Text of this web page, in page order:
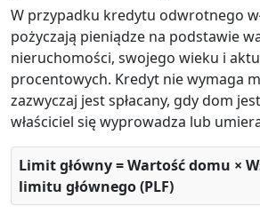
W przypadku kredytu odwrotnego
pożyczają pieniądze na podstawie
nieruchomości, swojego wieku i
procentowych. Kredyt nie wymaga
zazwyczaj jest spłacany, gdy dom
właściciel się wyprowadza lub
Limit główny = Wartość domu ×
limitu głównego (PLF)